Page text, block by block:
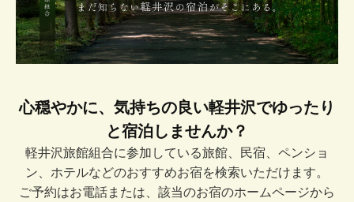
心穏やかに、気持ちの良い軽井沢でゆったり
と宿泊しませんか？
軽井沢旅館組合に参加している旅館、民宿、ペンショ
ン、ホテルなどのおすすめお宿を検索いただけます。
ご予約はお電話または、該当のお宿のホームページから